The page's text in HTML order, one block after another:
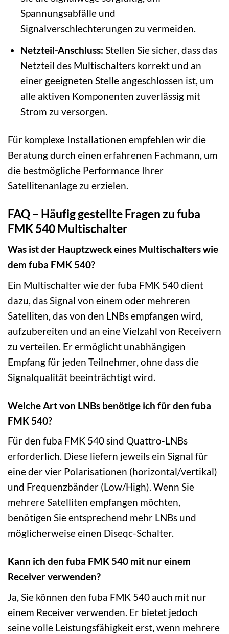
Spannungsabfälle und
Signalverschlechterungen zu vermeiden.
Netzteil-Anschluss: Stellen Sie sicher, dass das
Netzteil des Multischalters korrekt und an
einer geeigneten Stelle angeschlossen ist, um
alle aktiven Komponenten zuverlässig mit
Strom zu versorgen.
Für komplexe Installationen empfehlen wir die
Beratung durch einen erfahrenen Fachmann, um
die bestmögliche Performance Ihrer
Satellitenanlage zu erzielen.
FAQ – Häufig gestellte Fragen zu fuba
FMK 540 Multischalter
Was ist der Hauptzweck eines Multischalters wie
dem fuba FMK 540?
Ein Multischalter wie der fuba FMK 540 dient
dazu, das Signal von einem oder mehreren
Satelliten, das von den LNBs empfangen wird,
aufzubereiten und an eine Vielzahl von Receivern
zu verteilen. Er ermöglicht unabhängigen
Empfang für jeden Teilnehmer, ohne dass die
Signalqualität beeinträchtigt wird.
Welche Art von LNBs benötige ich für den fuba
FMK 540?
Für den fuba FMK 540 sind Quattro-LNBs
erforderlich. Diese liefern jeweils ein Signal für
eine der vier Polarisationen (horizontal/vertikal)
und Frequenzbänder (Low/High). Wenn Sie
mehrere Satelliten empfangen möchten,
benötigen Sie entsprechend mehr LNBs und
möglicherweise einen Diseqc-Schalter.
Kann ich den fuba FMK 540 mit nur einem
Receiver verwenden?
Ja, Sie können den fuba FMK 540 auch mit nur
einem Receiver verwenden. Er bietet jedoch
seine volle Leistungsfähigkeit erst, wenn mehrere